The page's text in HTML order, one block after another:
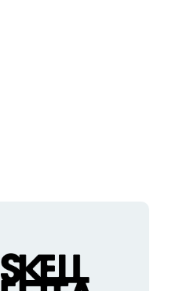
Organisationens
logotyp